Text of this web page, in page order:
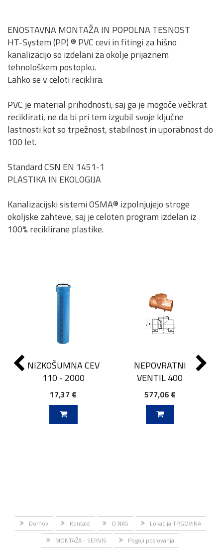
ENOSTAVNA MONTAŽA IN POPOLNA TESNOST
HT-System (PP) ® PVC cevi in fitingi za hišno
kanalizacijo so izdelani za okolje prijaznem
tehnološkem postopku.
Lahko se v celoti reciklira.
PVC je material prihodnosti, saj ga je mogoče večkrat
reciklirati, ne da bi pri tem izgubil svoje ključne
lastnosti kot so trpežnost, stabilnost in uporabnost do
100 let.
Standard CSN EN 1451-1
PLASTIKA IN EKOLOGIJA
Kanalizacijski sistemi OSMA® izpolnjujejo stroge
okoljske zahteve, saj je celoten program izdelan iz
100% reciklirane plastike.
NIZKOŠUMNA CEV
110 - 2000
17,37 €
NEPOVRATNI
VENTIL 400
577,06 €
Domov Kontakt O NAS
Lokacija TRGOVINA
MONTAŽA - SERVIS
Pogoji poslovanja